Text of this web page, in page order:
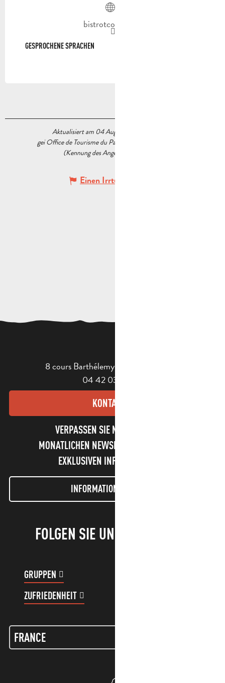
bistrotcocotte.fr
GESPROCHENE SPRACHEN
GESPROCHENE SPRACHEN
Aktualisiert am 04 August 2026 Um 10:58
gei Office de Tourisme du Pays d’Aubagne et de l’Étoile
(Kennung des Angebots :
Einen Irrtum angeben
8 cours Barthélemy - 13400 Aubagne
04 42 03 49 98
KONTAKT
VERPASSEN SIE NICHT UNSEREN
MONATLICHEN NEWSLETTER UND UNSERE
EXKLUSIVEN INFORMATIONEN!
INFORMATIONEN LETTER
FOLGEN SIE UNS!
GRUPPEN
ZUFRIEDENHEIT